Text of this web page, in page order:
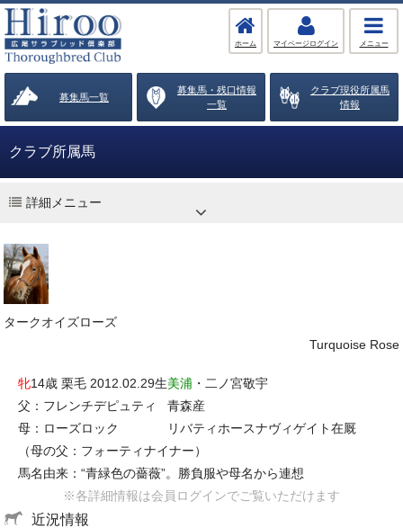
ホーム マイページログイン メニュー
募集馬一覧
募集馬・残口情報
一覧
クラブ現役所属馬
情報
クラブ所属馬
詳細メニュー
タークオイズローズ
Turquoise Rose
牝14歳 栗毛 2012.02.29生美浦 ・二ノ宮敬宇
父：フレンチデピュティ
青森産
母：ローズロック
リバティホースナヴィゲイト在厩
（母の父：フォーティナイナー）
馬名由来：“青緑色の薔薇”。勝負服や母名から連想
※各詳細情報は会員ログインでご覧いただけます
近況情報